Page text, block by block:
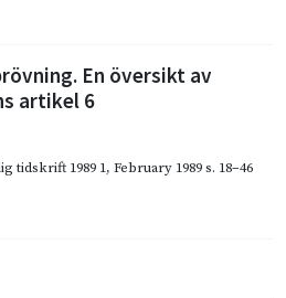
En översikt av
artikel 6
tidskrift 1989 1, February 1989s. 18–46